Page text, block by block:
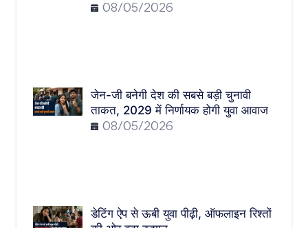
08/05/2026
जेन-जी बनेगी देश की सबसे बड़ी चुनावी
ताकत, 2029 में निर्णायक होगी युवा आवाज
08/05/2026
डेटिंग ऐप से ऊबी युवा पीढ़ी, ऑफलाइन रिश्तों